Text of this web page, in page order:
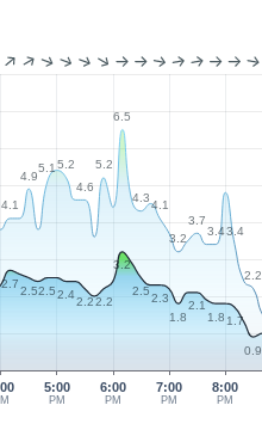
5:00
PM
6:00
PM
7:00
PM
8:00
PM
4.1
4.9
5.15.2
4.6
5.2
6.5
4.3
4.1
3.2
3.7
3.43.4
2.2
2.7
2.52.52.4
2.22.2
3.2
2.5
2.3
1.8
2.1
1.8 1.7
0.9